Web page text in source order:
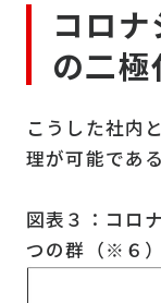
コロ
の二極
こうした社内
理が可能であ
図表３：コロ
つの群（※６）